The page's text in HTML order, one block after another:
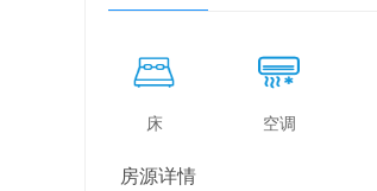
床 空调
房源详情